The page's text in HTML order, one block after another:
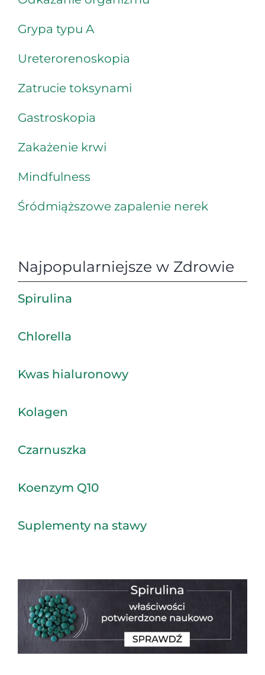
Grypa typu A
Ureterorenoskopia
Zatrucie toksynami
Gastroskopia
Zakażenie krwi
Mindfulness
Śródmiąższowe zapalenie nerek
Najpopularniejsze w Zdrowie
Spirulina
Chlorella
Kwas hialuronowy
Kolagen
Czarnuszka
Koenzym Q10
Suplementy na stawy